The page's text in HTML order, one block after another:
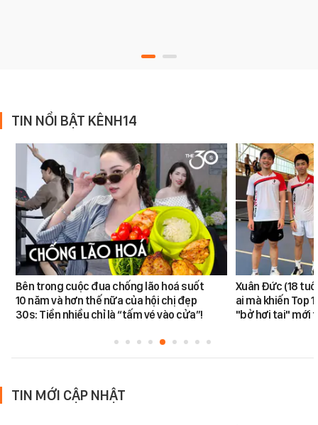
TIN NỔI BẬT KÊNH14
Bên trong cuộc đua chống lão hoá suốt
10 năm và hơn thế nữa của hội chị đẹp
30s: Tiền nhiều chỉ là “tấm vé vào cửa”!
Xuân Đức (18
ai mà khiến Top
"bở hơi tai" mới
TIN MỚI CẬP NHẬT